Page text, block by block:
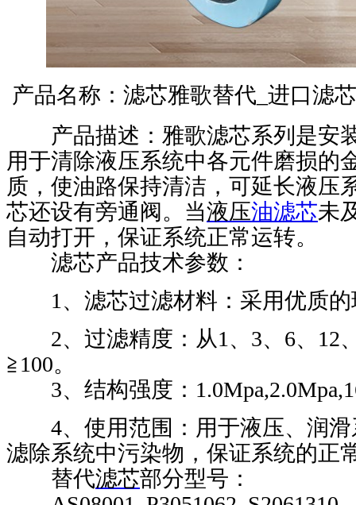
产品名称： 滤芯雅歌替代 进口滤
产品描述：雅歌滤芯系列是安
用于清除液压系统中各元件磨损的
质，使油路保持清洁，可延长液压
芯还设有旁通阀。当液压油滤芯未
自动打开，保证系统正常运转。
滤芯产品技术参数：
1 、滤芯过滤材料：采用优质
2、过滤精度：从1 、 3、 6、 12
≧100。
3、结构强度：
4、使用范围：用于液压、润
滤除系统中污染物，保证系统的正
替代滤芯部分型号：